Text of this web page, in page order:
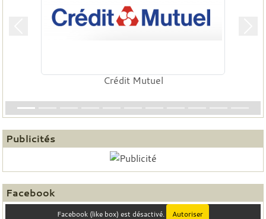
Crédit Mutuel
Publicités
Facebook
Facebook (like box) est désactivé. Autoriser